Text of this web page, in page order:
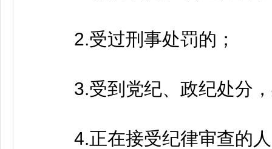
2.受过刑事处罚的；
3.受到党纪、政纪处分，
4.正在接受纪律审查的人